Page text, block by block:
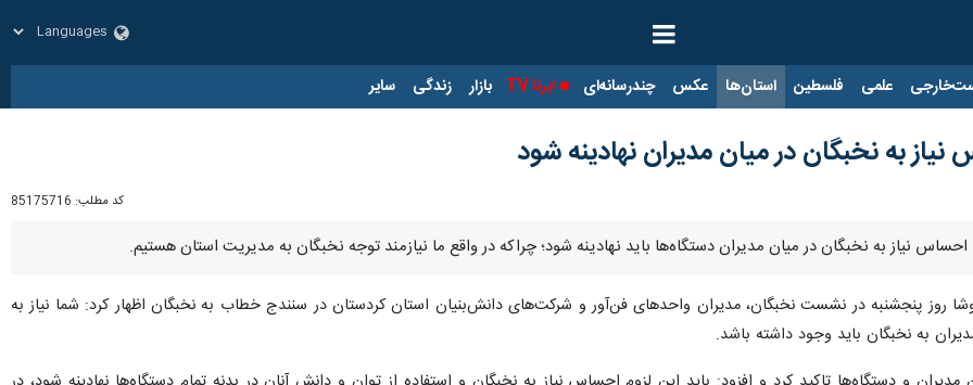
علمی فلسطین استان‌ها عکس چندرسانه‌ای ایرنا TV بازار زندگی سایر
به نخبگان در میان مدیران نهادینه شود
کد مطلب: 85175716